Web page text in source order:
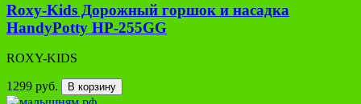
Roxy-Kids Дорожный горшок и насадка
HandyPotty HP-255GG
ROXY-KIDS
1299 руб. В корзину